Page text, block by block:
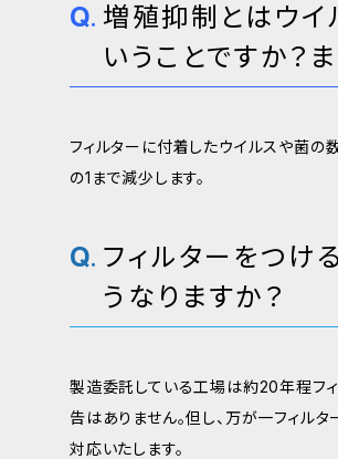
増殖抑制とはウイ
いうことですか？
フィルターに付着したウイルスや菌の
の1まで減少します。
フィルターをつけ
うなりますか？
製造委託している工場は約20年程フ
告はありません。但し、万が一フィル
対応いたします。